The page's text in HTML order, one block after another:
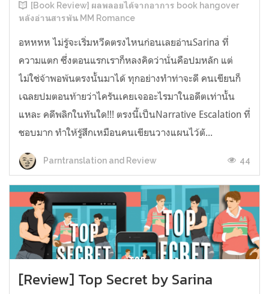
[Book Review] ผลพลอยได้จากอาการ book hangover
หลังอ่านสารพัน MM Romance
อหหหห ไม่รู้จะเริ่มหวีดตรงไหนก่อนเลยอ่านSarina ที่
ความแตก ซึ่งตอนแรกเราก็หลงคิดว่านั่นคือปมหลัก แต่
ไม่ใช่จ้าพอพ้นตรงนั้นมาได้ ทุกอย่างทำท่าจะดี คนเขียนก็
เฉลยปมตอนท้ายว่าไครันเคยเจออะไรมาในอดีตเท่านั้น
แหละ คดีพลิกในทันใด!!! ตรงนี้เป็นNarrative Escalation ที่
ชอบมาก ทำให้รู้สึกเหมือนคนเขียนวางแผนไว้ตั...
Parntranslation and Review 44
[Review] Top Secret by Sarina